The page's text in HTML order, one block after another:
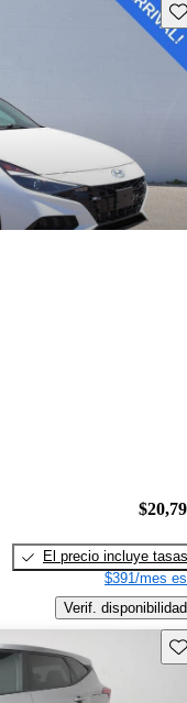
El precio incluye tasas
$391/mes
Verif. disponibilidad